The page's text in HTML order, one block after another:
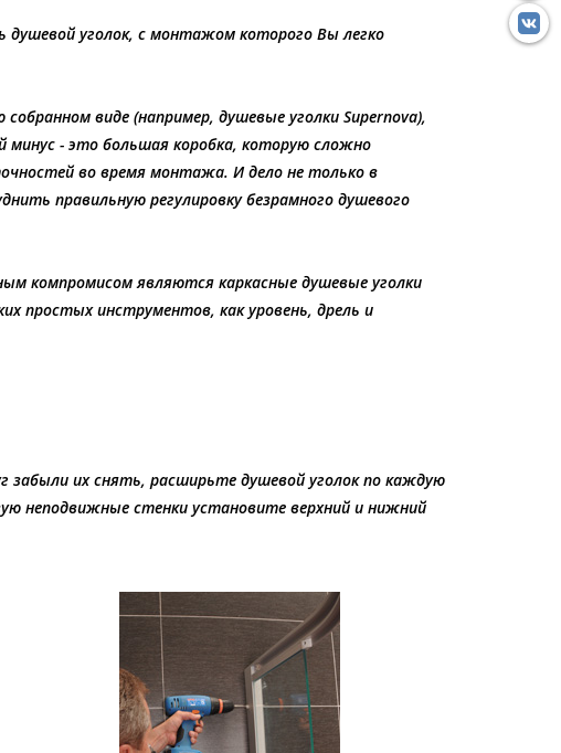
уголок, с монтажом которого Вы легко
виде (например, душевые уголки Supernova),
- это большая коробка, которую сложно
во время монтажа. И дело не только в
правильную регулировку безрамного душевого
компромисом являются каркасные душевые уголки
простых инструментов, как уровень, дрель и
забыли их снять, расширьте душевой уголок по каждую
неподвижные стенки установите верхний и нижний